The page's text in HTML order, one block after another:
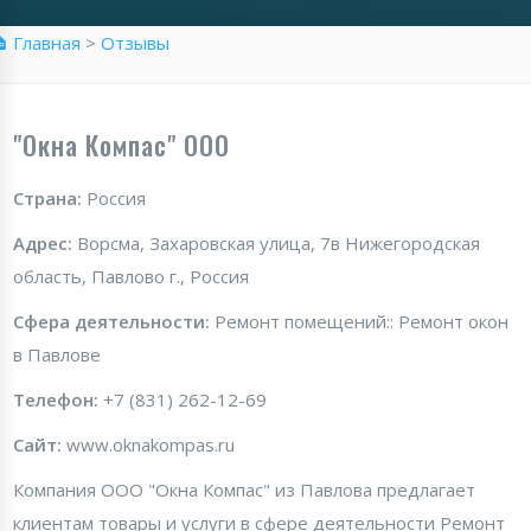
Главная > Отзывы
"Окна Компас" ООО
Страна: Россия
Адрес: Ворсма, Захаровская улица, 7в Нижегородская
область, Павлово г., Россия
Сфера деятельности: Ремонт помещений:: Ремонт окон
в Павлове
Телефон: +7 (831) 262-12-69
Сайт: www.oknakompas.ru
Компания ООО "Окна Компас" из Павлова предлагает
клиентам товары и услуги в сфере деятельности Ремонт